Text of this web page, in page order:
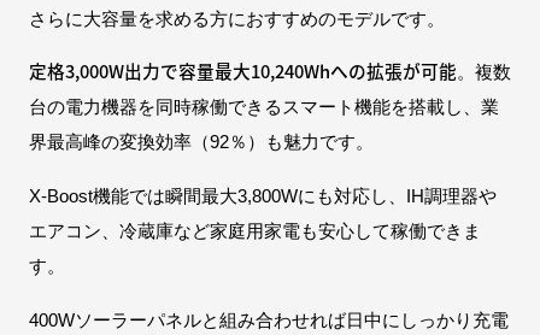
さらに大容量を求める方におすすめのモデルです。
定格3,000W出力で容量最大10,240Whへの拡張が可能。複数
台の電力機器を同時稼働できるスマート機能を搭載し、業
界最高峰の変換効率（92％）も魅力です。
X-Boost機能では瞬間最大3,800Wにも対応し、IH調理器や
エアコン、冷蔵庫など家庭用家電も安心して稼働できま
す。
400Wソーラーパネルと組み合わせれば日中にしっかり充電